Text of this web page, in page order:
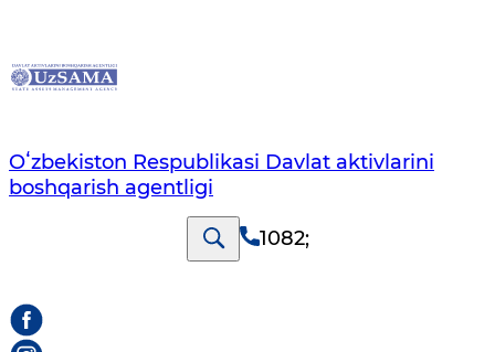
Oʻzbekiston Respublikasi Davlat aktivlarini
boshqarish agentligi
1082;